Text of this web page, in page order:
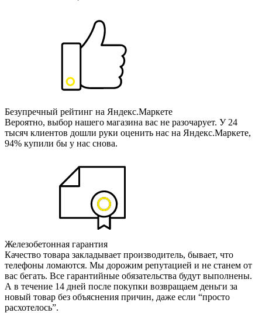
Безупречный рейтинг на Яндекс.Маркете
Вероятно, выбор нашего магазина вас не разочарует. У 24
тысяч клиентов дошли руки оценить нас на Яндекс.Маркете,
94% купили бы у нас снова.
Железобетонная гарантия
Качество товара закладывает производитель, бывает, что
телефоны ломаются. Мы дорожим репутацией и не станем от
вас бегать. Все гарантийные обязательства будут выполнены.
А в течение 14 дней после покупки возвращаем деньги за
новый товар без объяснения причин, даже если “просто
расхотелось”.